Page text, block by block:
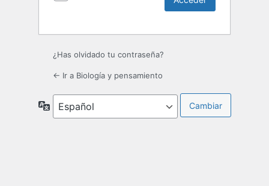
¿Has olvidado tu contraseña?
← Ir a Biología y pensamiento
Idioma